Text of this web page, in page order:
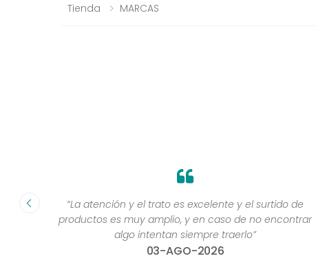
Tienda MARCAS
”
“La atención y el trato es excelente y el surtido de
productos es muy amplio, y en caso de no encontrar
algo intentan siempre traerlo”
03-AGO-2026